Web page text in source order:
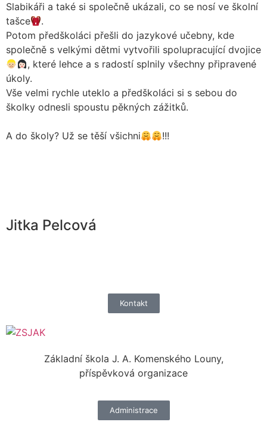
Slabikáři a také si společně ukázali, co se nosí ve školní
tašce
.
Potom předškoláci přešli do jazykové učebny, kde
společně s velkými dětmi vytvořili spolupracující dvojice
, které lehce a s radostí splnily všechny připravené
úkoly.
Vše velmi rychle uteklo a předškoláci si s sebou do
školky odnesli spoustu pěkných zážitků.
A do školy? Už se těší všichni !!!
Jitka Pelcová
Kontakt
Základní škola J. A. Komenského Louny,
příspěvková organizace
Administrace